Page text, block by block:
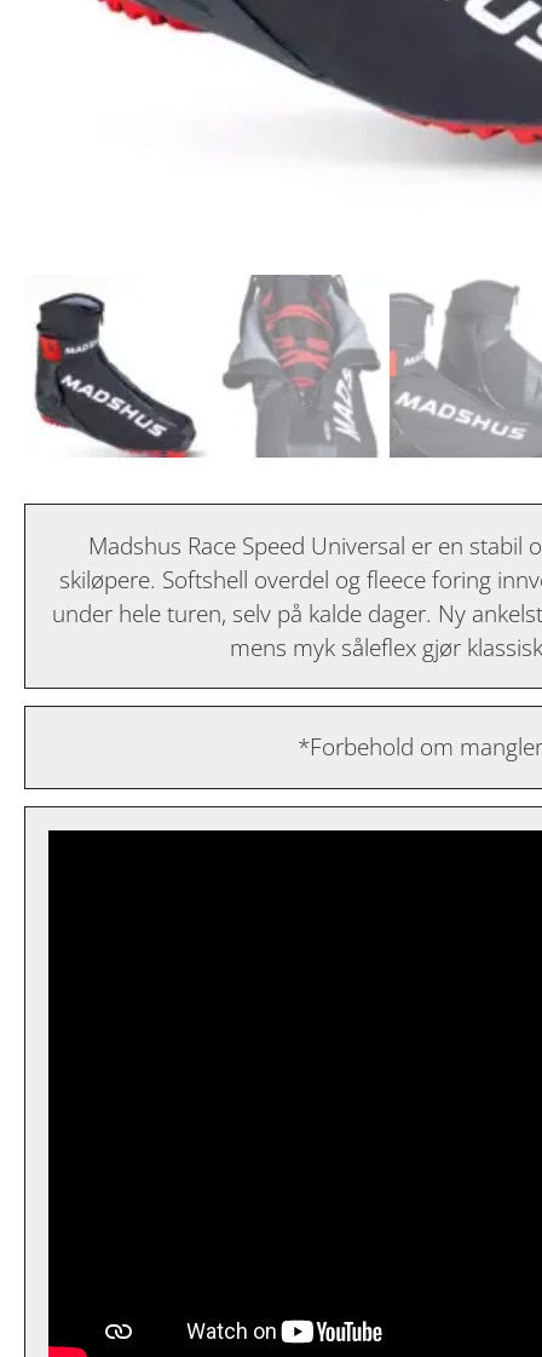
Madshus Race Speed Universal er en
skiløpere. Softshell overdel og fleece foring
under hele turen, selv på kalde dager. Ny
mens myk såleflex gjør
*Forbehold om